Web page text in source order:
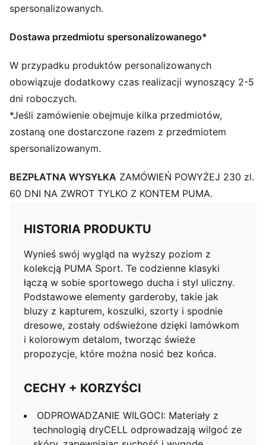
Materiał główny: Pika
Krótkie rękawy
spersonalizowanych.
Dostawa przedmiotu spersonalizowanego*
W przypadku produktów personalizowanych
obowiązuje dodatkowy czas realizacji wynoszący 2-5
dni roboczych.
*Jeśli zamówienie obejmuje kilka przedmiotów,
zostaną one dostarczone razem z przedmiotem
spersonalizowanym.
BEZPŁATNA WYSYŁKA ZAMÓWIEŃ POWYŻEJ 230 zl.
60 DNI NA ZWROT TYLKO Z KONTEM PUMA.
HISTORIA PRODUKTU
Wynieś swój wygląd na wyższy poziom z
kolekcją PUMA Sport. Te codzienne klasyki
łączą w sobie sportowego ducha i styl uliczny.
Podstawowe elementy garderoby, takie jak
bluzy z kapturem, koszulki, szorty i spodnie
dresowe, zostały odświeżone dzięki lamówkom
i kolorowym detalom, tworząc świeże
propozycje, które można nosić bez końca.
CECHY + KORZYŚCI
ODPROWADZANIE WILGOCI: Materiały z
technologią dryCELL odprowadzają wilgoć ze